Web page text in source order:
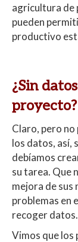
agricultura de
pueden
productivo
¿Sin
proyecto?
Claro, pero
los datos, así,
debíamos
su tarea. Que
mejora de sus
problemas en
recoger datos.
Vimos que